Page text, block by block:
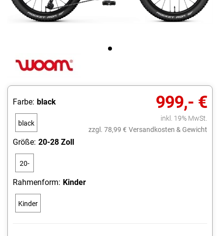
999,- €
inkl. 19% MwSt.
zzgl. 78,99 € Versandkosten & Gewicht
Farbe: black
black
Größe: 20-28 Zoll
20-
Rahmenform: Kinder
Kinder